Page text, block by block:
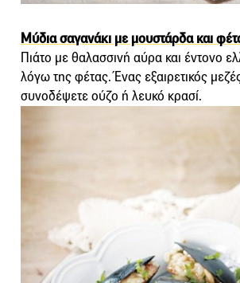
Μύδια σαγανάκι με μουστάρδα και
Πιάτο με θαλασσινή αύρα και έντονο
λόγω της φέτας. Ένας εξαιρετικός
συνοδέψετε ούζο ή λευκό κρασί.